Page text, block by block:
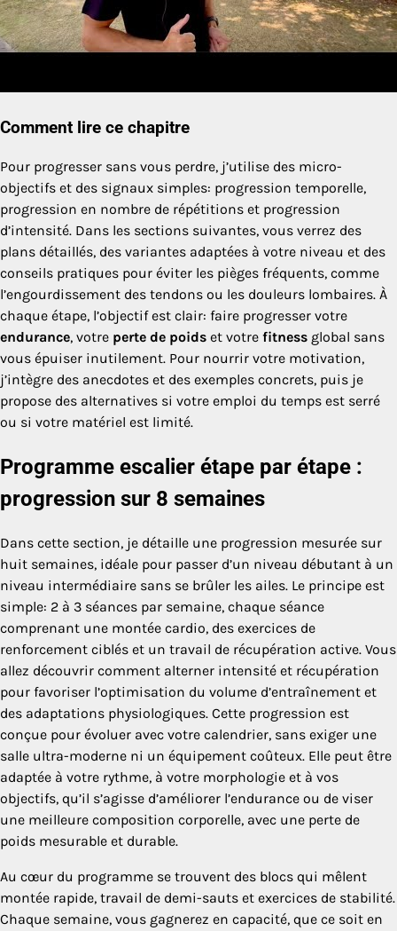
Comment lire ce chapitre
Pour progresser sans vous perdre, j’utilise des micro-
objectifs et des signaux simples: progression temporelle,
progression en nombre de répétitions et progression
d’intensité. Dans les sections suivantes, vous verrez des
plans détaillés, des variantes adaptées à votre niveau et des
conseils pratiques pour éviter les pièges fréquents, comme
l’engourdissement des tendons ou les douleurs lombaires. À
chaque étape, l’objectif est clair: faire progresser votre
endurance, votre perte de poids et votre fitness global sans
vous épuiser inutilement. Pour nourrir votre motivation,
j’intègre des anecdotes et des exemples concrets, puis je
propose des alternatives si votre emploi du temps est serré
ou si votre matériel est limité.
Programme escalier étape par étape :
progression sur 8 semaines
Dans cette section, je détaille une progression mesurée sur
huit semaines, idéale pour passer d’un niveau débutant à un
niveau intermédiaire sans se brûler les ailes. Le principe est
simple: 2 à 3 séances par semaine, chaque séance
comprenant une montée cardio, des exercices de
renforcement ciblés et un travail de récupération active. Vous
allez découvrir comment alterner intensité et récupération
pour favoriser l’optimisation du volume d’entraînement et
des adaptations physiologiques. Cette progression est
conçue pour évoluer avec votre calendrier, sans exiger une
salle ultra-moderne ni un équipement coûteux. Elle peut être
adaptée à votre rythme, à votre morphologie et à vos
objectifs, qu’il s’agisse d’améliorer l’endurance ou de viser
une meilleure composition corporelle, avec une perte de
poids mesurable et durable.
Au cœur du programme se trouvent des blocs qui mêlent
montée rapide, travail de demi-sauts et exercices de stabilité.
Chaque semaine, vous gagnerez en capacité, que ce soit en